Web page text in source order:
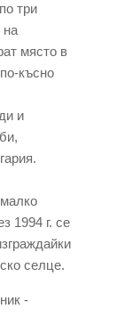
три
на
място в
късно
и
1994 г. се
селце.
-